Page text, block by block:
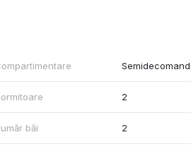
( geam ), toaleta de serviciu,
depozitare spatioase si usor
apartamentul dispune de loc de
2
băi 2